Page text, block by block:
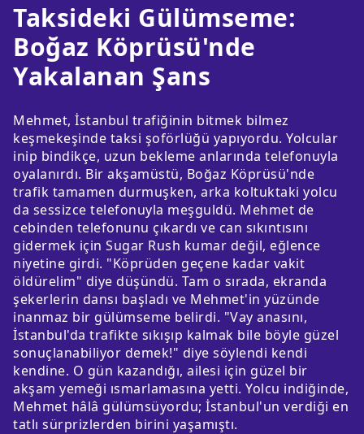
Taksideki Gülümseme:
Boğaz Köprüsü'nde
Yakalanan Şans
Mehmet, İstanbul trafiğinin bitmek bilmez
keşmekeşinde taksi şoförlüğü yapıyordu. Yolcular
inip bindikçe, uzun bekleme anlarında telefonuyla
oyalanırdı. Bir akşamüstü, Boğaz Köprüsü'nde
trafik tamamen durmuşken, arka koltuktaki yolcu
da sessizce telefonuyla meşguldü. Mehmet de
cebinden telefonunu çıkardı ve can sıkıntısını
gidermek için Sugar Rush kumar değil, eğlence
niyetine girdi. "Köprüden geçene kadar vakit
öldürelim" diye düşündü. Tam o sırada, ekranda
şekerlerin dansı başladı ve Mehmet'in yüzünde
inanmaz bir gülümseme belirdi. "Vay anasını,
İstanbul'da trafikte sıkışıp kalmak bile böyle güzel
sonuçlanabiliyor demek!" diye söylendi kendi
kendine. O gün kazandığı, ailesi için güzel bir
akşam yemeği ısmarlamasına yetti. Yolcu indiğinde,
Mehmet hâlâ gülümsüyordu; İstanbul'un verdiği en
tatlı sürprizlerden birini yaşamıştı.